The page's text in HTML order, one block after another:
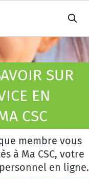
SUR
EN
CSC
membre vous
à Ma CSC, votre
en ligne.